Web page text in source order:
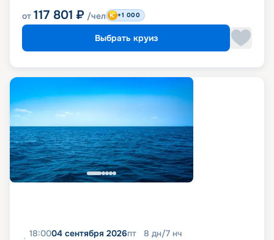
от 117 801 ₽ /чел +1 000
Выбрать круиз
18:0004 сентября 2026пт 8 дн/7 нч